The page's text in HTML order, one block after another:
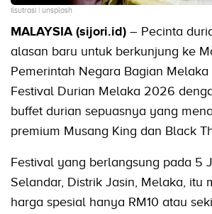
ilsutrasi | unsplash
MALAYSIA (sijori.id) – Pecinta
alasan baru untuk berkunjung ke
Pemerintah Negara Bagian
Festival Durian Melaka 2026
buffet durian sepuasnya yang
premium Musang King dan Black
Festival yang berlangsung pada 5
Selandar, Distrik Jasin, Melaka, itu
harga spesial hanya RM10 atau